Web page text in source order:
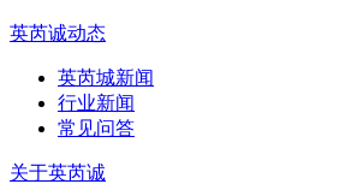
英芮诚动态
英芮城新闻
行业新闻
常见问答
关于英芮诚